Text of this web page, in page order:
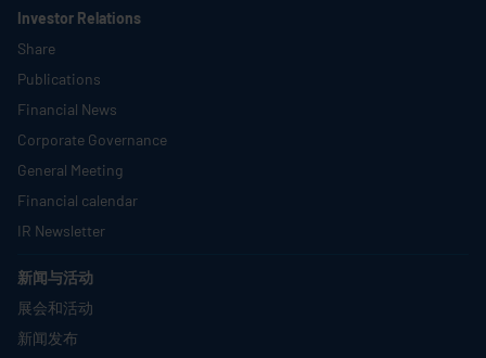
Investor Relations
Share
Publications
Financial News
Corporate Governance
General Meeting
Financial calendar
IR Newsletter
新闻与活动
展会和活动
新闻发布